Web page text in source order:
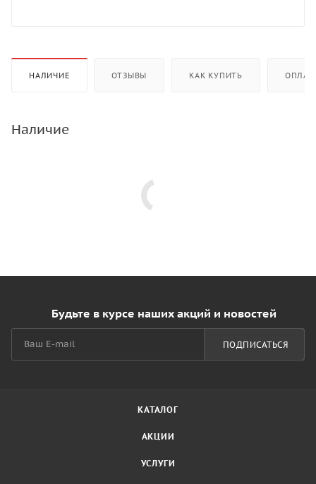
НАЛИЧИЕ ОТЗЫВЫ КАК КУПИТЬ
Наличие
Будьте в курсе наших акций и новостей
ПОДПИСАТЬСЯ
КАТАЛОГ
АКЦИИ
УСЛУГИ